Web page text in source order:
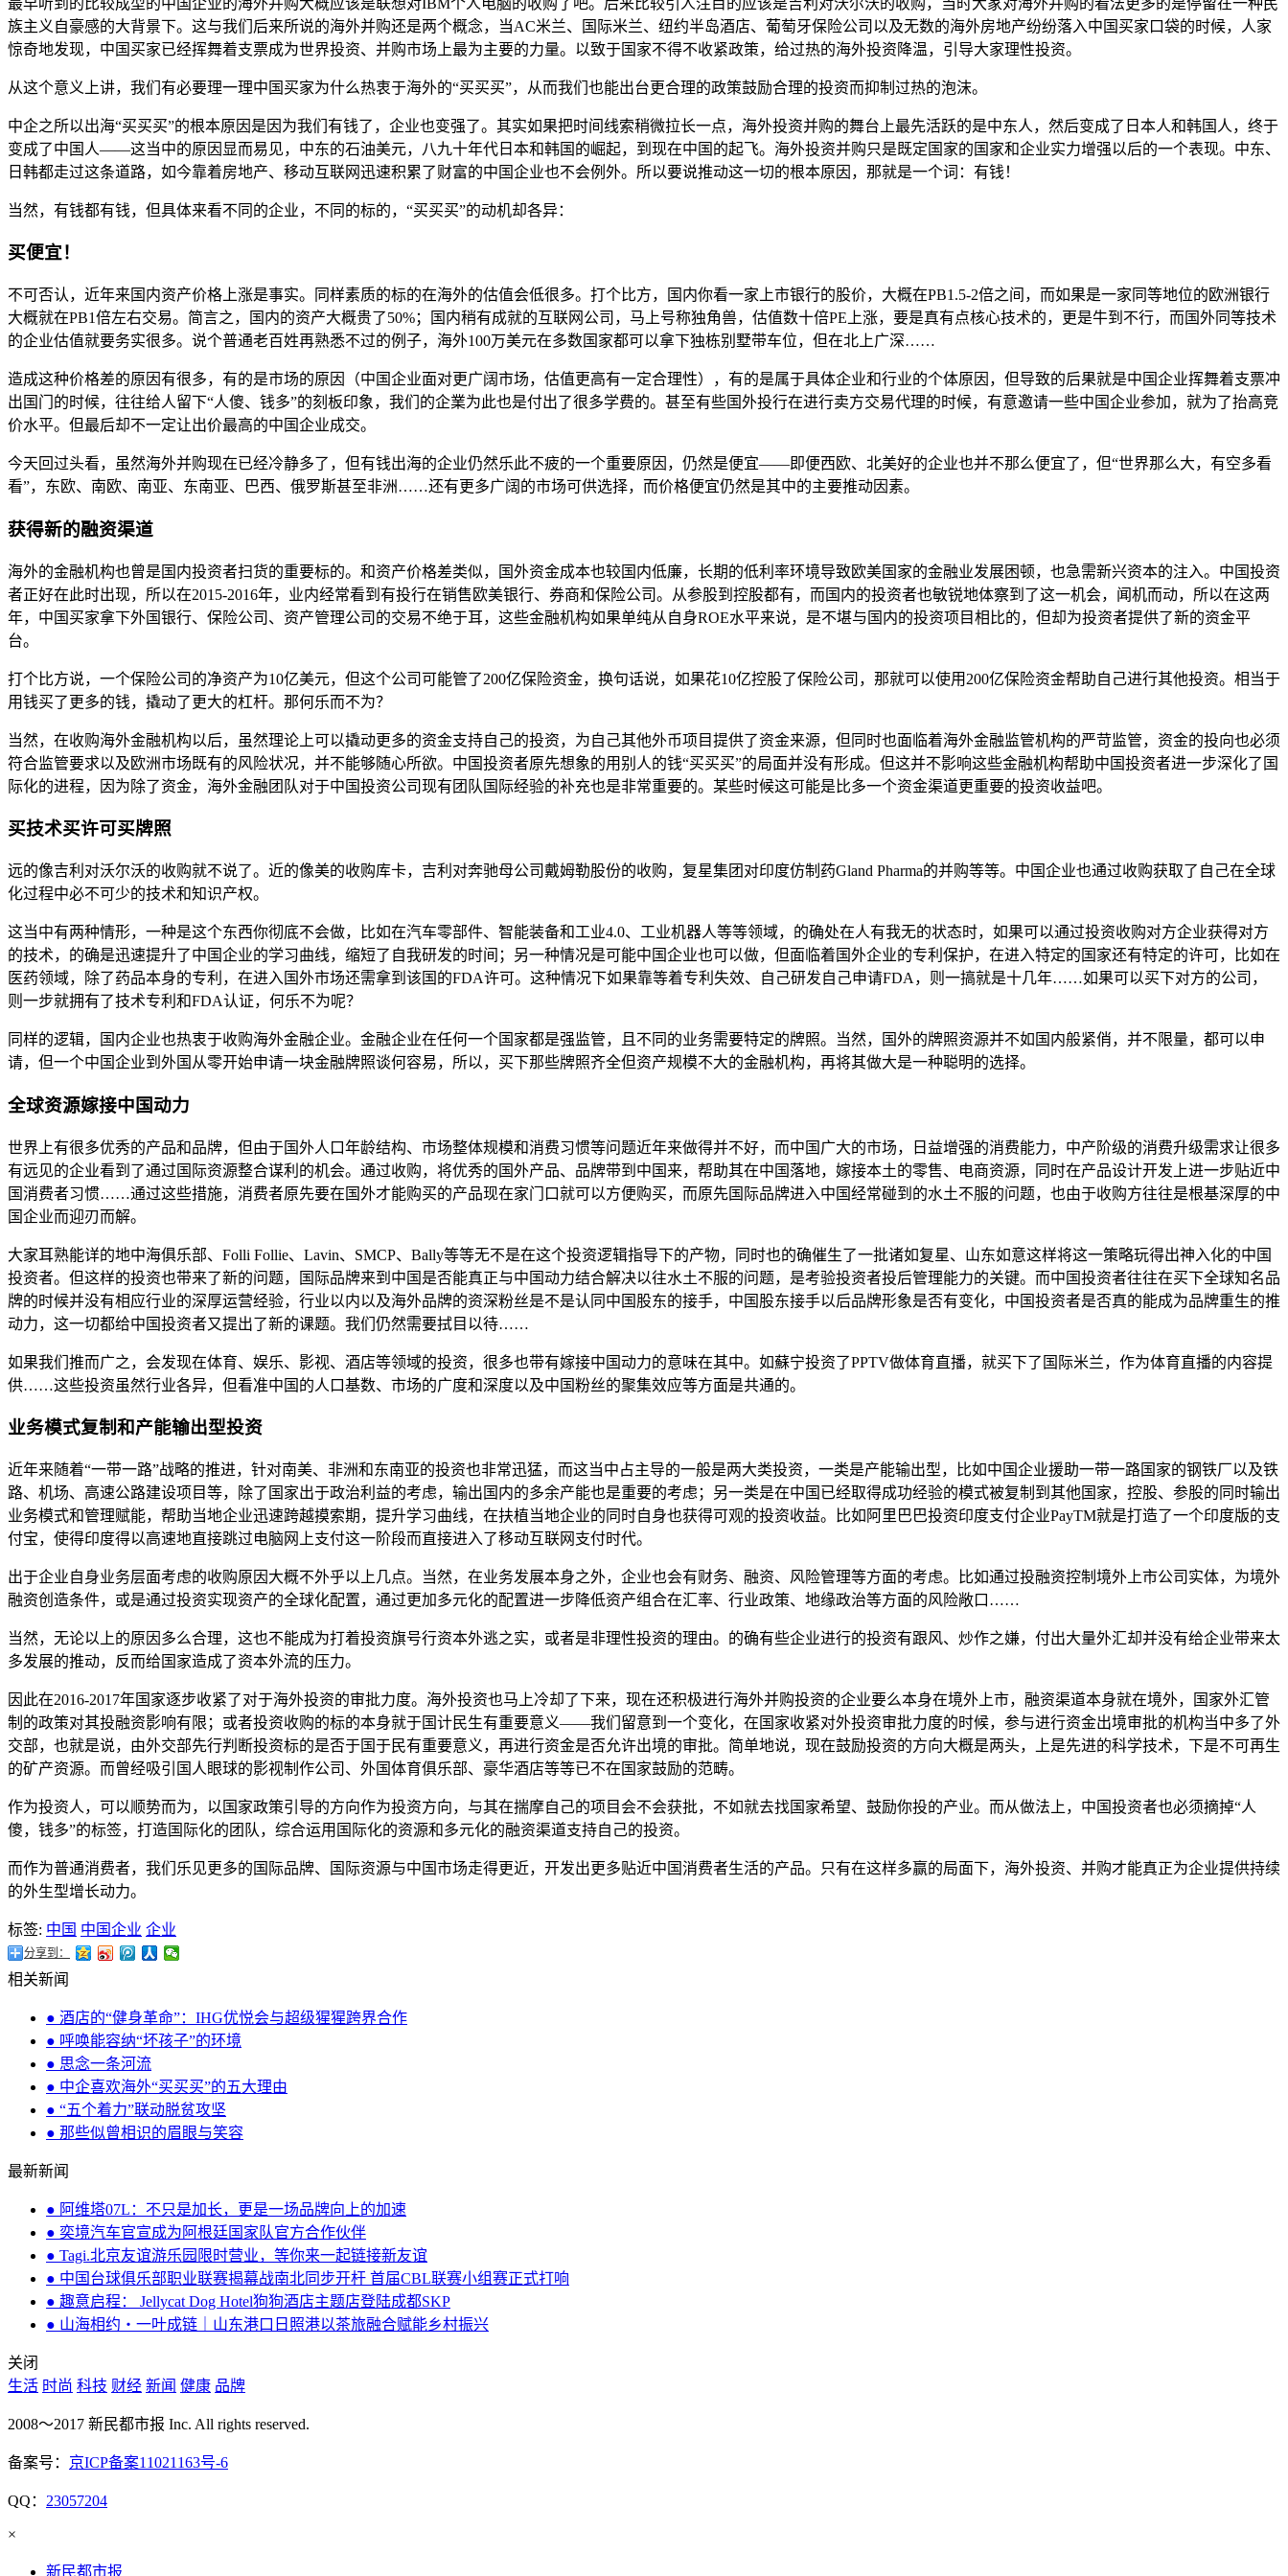
族主义自豪感的大背景下。这与我们后来所说的海外并购还是两个概念，当AC米兰、国际米兰、纽约半岛酒店、葡萄牙保险公司以及无数的海外房地产纷纷落入中国买家口袋的时候，人家
惊奇地发现，中国买家已经挥舞着支票成为世界投资、并购市场上最为主要的力量。以致于国家不得不收紧政策，给过热的海外投资降温，引导大家理性投资。
从这个意义上讲，我们有必要理一理中国买家为什么热衷于海外的“买买买”，从而我们也能出台更合理的政策鼓励合理的投资而抑制过热的泡沫。
中企之所以出海“买买买”的根本原因是因为我们有钱了，企业也变强了。其实如果把时间线索稍微拉长一点，海外投资并购的舞台上最先活跃的是中东人，然后变成了日本人和韩国人，终于
变成了中国人——这当中的原因显而易见，中东的石油美元，八九十年代日本和韩国的崛起，到现在中国的起飞。海外投资并购只是既定国家的国家和企业实力增强以后的一个表现。中东、
日韩都走过这条道路，如今靠着房地产、移动互联网迅速积累了财富的中国企业也不会例外。所以要说推动这一切的根本原因，那就是一个词：有钱！
当然，有钱都有钱，但具体来看不同的企业，不同的标的，“买买买”的动机却各异：
买便宜！
不可否认，近年来国内资产价格上涨是事实。同样素质的标的在海外的估值会低很多。打个比方，国内你看一家上市银行的股价，大概在PB1.5-2倍之间，而如果是一家同等地位的欧洲银行
大概就在PB1倍左右交易。简言之，国内的资产大概贵了50%；国内稍有成就的互联网公司，马上号称独角兽，估值数十倍PE上涨，要是真有点核心技术的，更是牛到不行，而国外同等技术
的企业估值就要务实很多。说个普通老百姓再熟悉不过的例子，海外100万美元在多数国家都可以拿下独栋别墅带车位，但在北上广深……
造成这种价格差的原因有很多，有的是市场的原因（中国企业面对更广阔市场，估值更高有一定合理性），有的是属于具体企业和行业的个体原因，但导致的后果就是中国企业挥舞着支票冲
出国门的时候，往往给人留下“人傻、钱多”的刻板印象，我们的企業为此也是付出了很多学费的。甚至有些国外投行在进行卖方交易代理的时候，有意邀请一些中国企业参加，就为了抬高竞
价水平。但最后却不一定让出价最高的中国企业成交。
今天回过头看，虽然海外并购现在已经冷静多了，但有钱出海的企业仍然乐此不疲的一个重要原因，仍然是便宜——即便西欧、北美好的企业也并不那么便宜了，但“世界那么大，有空多看
看”，东欧、南欧、南亚、东南亚、巴西、俄罗斯甚至非洲……还有更多广阔的市场可供选择，而价格便宜仍然是其中的主要推动因素。
获得新的融资渠道
海外的金融机构也曾是国内投资者扫货的重要标的。和资产价格差类似，国外资金成本也较国内低廉，长期的低利率环境导致欧美国家的金融业发展困顿，也急需新兴资本的注入。中国投资
者正好在此时出现，所以在2015-2016年，业内经常看到有投行在销售欧美银行、券商和保险公司。从参股到控股都有，而国内的投资者也敏锐地体察到了这一机会，闻机而动，所以在这两
年，中国买家拿下外国银行、保险公司、资产管理公司的交易不绝于耳，这些金融机构如果单纯从自身ROE水平来说，是不堪与国内的投资项目相比的，但却为投资者提供了新的资金平
台。
打个比方说，一个保险公司的净资产为10亿美元，但这个公司可能管了200亿保险资金，换句话说，如果花10亿控股了保险公司，那就可以使用200亿保险资金帮助自己进行其他投资。相当于
用钱买了更多的钱，撬动了更大的杠杆。那何乐而不为？
当然，在收购海外金融机构以后，虽然理论上可以撬动更多的资金支持自己的投资，为自己其他外币项目提供了资金来源，但同时也面临着海外金融监管机构的严苛监管，资金的投向也必须
符合监管要求以及欧洲市场既有的风险状况，并不能够随心所欲。中国投资者原先想象的用别人的钱“买买买”的局面并没有形成。但这并不影响这些金融机构帮助中国投资者进一步深化了国
际化的进程，因为除了资金，海外金融团队对于中国投资公司现有团队国际经验的补充也是非常重要的。某些时候这可能是比多一个资金渠道更重要的投资收益吧。
买技术买许可买牌照
远的像吉利对沃尔沃的收购就不说了。近的像美的收购库卡，吉利对奔驰母公司戴姆勒股份的收购，复星集团对印度仿制药Gland Pharma的并购等等。中国企业也通过收购获取了自己在全球
化过程中必不可少的技术和知识产权。
这当中有两种情形，一种是这个东西你彻底不会做，比如在汽车零部件、智能装备和工业4.0、工业机器人等等领域，的确处在人有我无的状态时，如果可以通过投资收购对方企业获得对方
的技术，的确是迅速提升了中国企业的学习曲线，缩短了自我研发的时间；另一种情况是可能中国企业也可以做，但面临着国外企业的专利保护，在进入特定的国家还有特定的许可，比如在
医药领域，除了药品本身的专利，在进入国外市场还需拿到该国的FDA许可。这种情况下如果靠等着专利失效、自己研发自己申请FDA，则一搞就是十几年……如果可以买下对方的公司，
则一步就拥有了技术专利和FDA认证，何乐不为呢？
同样的逻辑，国内企业也热衷于收购海外金融企业。金融企业在任何一个国家都是强监管，且不同的业务需要特定的牌照。当然，国外的牌照资源并不如国内般紧俏，并不限量，都可以申
请，但一个中国企业到外国从零开始申请一块金融牌照谈何容易，所以，买下那些牌照齐全但资产规模不大的金融机构，再将其做大是一种聪明的选择。
全球资源嫁接中国动力
世界上有很多优秀的产品和品牌，但由于国外人口年龄结构、市场整体规模和消费习惯等问题近年来做得并不好，而中国广大的市场，日益增强的消费能力，中产阶级的消费升级需求让很多
有远见的企业看到了通过国际资源整合谋利的机会。通过收购，将优秀的国外产品、品牌带到中国来，帮助其在中国落地，嫁接本土的零售、电商资源，同时在产品设计开发上进一步贴近中
国消费者习惯……通过这些措施，消费者原先要在国外才能购买的产品现在家门口就可以方便购买，而原先国际品牌进入中国经常碰到的水土不服的问题，也由于收购方往往是根基深厚的中
国企业而迎刃而解。
大家耳熟能详的地中海俱乐部、Folli Follie、Lavin、SMCP、Bally等等无不是在这个投资逻辑指导下的产物，同时也的确催生了一批诸如复星、山东如意这样将这一策略玩得出神入化的中国
投资者。但这样的投资也带来了新的问题，国际品牌来到中国是否能真正与中国动力结合解决以往水土不服的问题，是考验投资者投后管理能力的关键。而中国投资者往往在买下全球知名品
牌的时候并没有相应行业的深厚运营经验，行业以内以及海外品牌的资深粉丝是不是认同中国股东的接手，中国股东接手以后品牌形象是否有变化，中国投资者是否真的能成为品牌重生的推
动力，这一切都给中国投资者又提出了新的课题。我们仍然需要拭目以待……
如果我们推而广之，会发现在体育、娱乐、影视、酒店等领域的投资，很多也带有嫁接中国动力的意味在其中。如蘇宁投资了PPTV做体育直播，就买下了国际米兰，作为体育直播的内容提
供……这些投资虽然行业各异，但看准中国的人口基数、市场的广度和深度以及中国粉丝的聚集效应等方面是共通的。
业务模式复制和产能输出型投资
近年来随着“一带一路”战略的推进，针对南美、非洲和东南亚的投资也非常迅猛，而这当中占主导的一般是两大类投资，一类是产能输出型，比如中国企业援助一带一路国家的钢铁厂以及铁
路、机场、高速公路建设项目等，除了国家出于政治利益的考虑，输出国内的多余产能也是重要的考虑；另一类是在中国已经取得成功经验的模式被复制到其他国家，控股、参股的同时输出
业务模式和管理赋能，帮助当地企业迅速跨越摸索期，提升学习曲线，在扶植当地企业的同时自身也获得可观的投资收益。比如阿里巴巴投资印度支付企业PayTM就是打造了一个印度版的支
付宝，使得印度得以高速地直接跳过电脑网上支付这一阶段而直接进入了移动互联网支付时代。
出于企业自身业务层面考虑的收购原因大概不外乎以上几点。当然，在业务发展本身之外，企业也会有财务、融资、风险管理等方面的考虑。比如通过投融资控制境外上市公司实体，为境外
融资创造条件，或是通过投资实现资产的全球化配置，通过更加多元化的配置进一步降低资产组合在汇率、行业政策、地缘政治等方面的风险敞口……
当然，无论以上的原因多么合理，这也不能成为打着投资旗号行资本外逃之实，或者是非理性投资的理由。的确有些企业进行的投资有跟风、炒作之嫌，付出大量外汇却并没有给企业带来太
多发展的推动，反而给国家造成了资本外流的压力。
因此在2016-2017年国家逐步收紧了对于海外投资的审批力度。海外投资也马上冷却了下来，现在还积极进行海外并购投资的企业要么本身在境外上市，融资渠道本身就在境外，国家外汇管
制的政策对其投融资影响有限；或者投资收购的标的本身就于国计民生有重要意义——我们留意到一个变化，在国家收紧对外投资审批力度的时候，参与进行资金出境审批的机构当中多了外
交部，也就是说，由外交部先行判断投资标的是否于国于民有重要意义，再进行资金是否允许出境的审批。简单地说，现在鼓励投资的方向大概是两头，上是先进的科学技术，下是不可再生
的矿产资源。而曾经吸引国人眼球的影视制作公司、外国体育俱乐部、豪华酒店等等已不在国家鼓励的范畴。
作为投资人，可以顺势而为，以国家政策引导的方向作为投资方向，与其在揣摩自己的项目会不会获批，不如就去找国家希望、鼓励你投的产业。而从做法上，中国投资者也必须摘掉“人
傻，钱多”的标签，打造国际化的团队，综合运用国际化的资源和多元化的融资渠道支持自己的投资。
而作为普通消费者，我们乐见更多的国际品牌、国际资源与中国市场走得更近，开发出更多贴近中国消费者生活的产品。只有在这样多赢的局面下，海外投资、并购才能真正为企业提供持续
的外生型增长动力。
标签: 中国 中国企业 企业
分享到：
相关新闻
● 酒店的“健身革命”：IHG优悦会与超级猩猩跨界合作
● 呼唤能容纳“坏孩子”的环境
● 思念一条河流
● 中企喜欢海外“买买买”的五大理由
● “五个着力”联动脱贫攻坚
● 那些似曾相识的眉眼与笑容
最新新闻
● 阿维塔07L：不只是加长，更是一场品牌向上的加速
● 奕境汽车官宣成为阿根廷国家队官方合作伙伴
● Tagi.北京友谊游乐园限时营业，等你来一起链接新友谊
● 中国台球俱乐部职业联赛揭幕战南北同步开杆 首届CBL联赛小组赛正式打响
● 趣意启程： Jellycat Dog Hotel狗狗酒店主题店登陆成都SKP
● 山海相约・一叶成链｜山东港口日照港以茶旅融合赋能乡村振兴
关闭
生活 时尚 科技 财经 新闻 健康 品牌
2008～2017 新民都市报 Inc. All rights reserved.
备案号： 京ICP备案11021163号-6
QQ： 23057204
×
新民都市报